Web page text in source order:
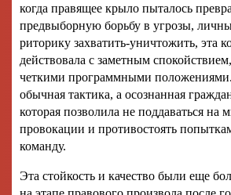
когда правящее крыло пыталось
предвыборную борьбу в угрозы,
риторику захватить-уничтожить, эта
действовала с заметным
четкими программными
обычная тактика, а осознанная
которая позволила не поддаваться на
провокации и противостоять
команду.
Эта стойкость и качество были еще